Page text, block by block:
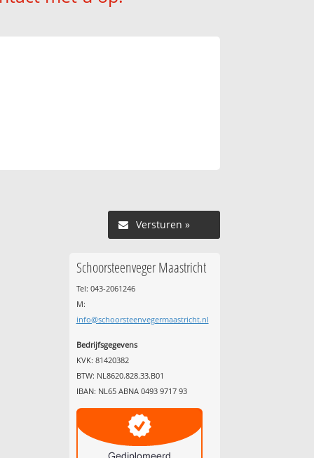
Versturen »
Schoorsteenveger Maastricht
Tel: 043-2061246
M:
info@schoorsteenvegermaastricht.nl
Bedrijfsgegevens
KVK: 81420382
BTW: NL8620.828.33.B01
IBAN: NL65 ABNA 0493 9717 93